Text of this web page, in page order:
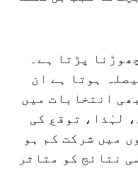
پڑتا ہے۔
ہوتا ہے ان
انتخابات میں
لہٰذا، توقع کی
میں شرکت کم ہو
نتائج کو متاثر